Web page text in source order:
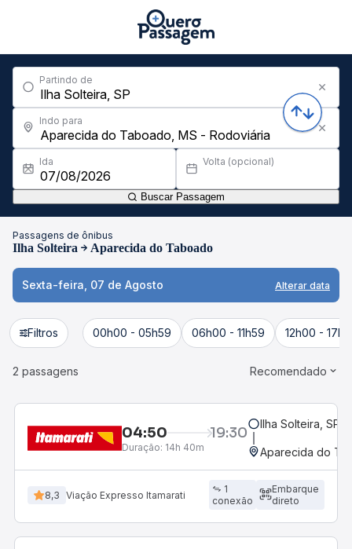
Partindo de
Indo para
Ida Volta (opcional)
Buscar Passagem
Passagens de ônibus
Ilha Solteira Aparecida do Taboado
Sexta-feira, 07 de Agosto Alterar data
Filtros 00h00 - 05h59 06h00 - 11h59 12h00 -
2 passagens Recomendado
04:50 19:30
Duração: 14h 40m
Ilha Solteira, SP
Aparecida do
8,3 Viação Expresso Itamarati
1
conexão
Embarque
direto